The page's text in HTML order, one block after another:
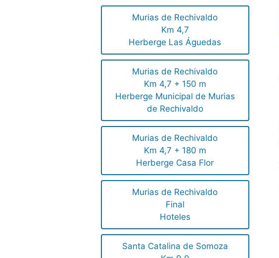
Murias de Rechivaldo
Km 4,7
Herberge Las Águedas
Murias de Rechivaldo
Km 4,7 + 150 m
Herberge Municipal de Murias
de Rechivaldo
Murias de Rechivaldo
Km 4,7 + 180 m
Herberge Casa Flor
Murias de Rechivaldo
Final
Hoteles
Santa Catalina de Somoza